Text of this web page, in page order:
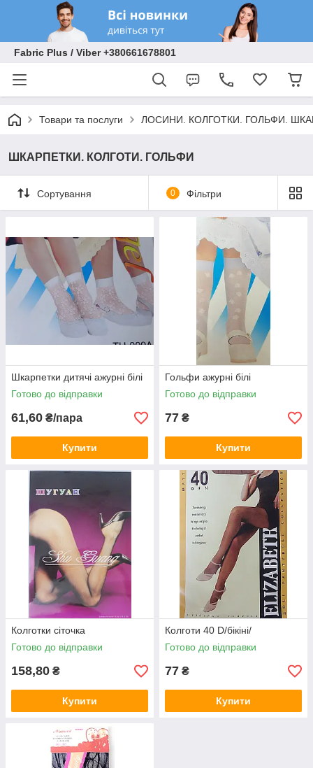
Fabric Plus / Viber +380661678801
Товари та послуги ЛОСИНИ. КОЛГОТКИ. ГОЛЬФИ.
ШКАРПЕТКИ. КОЛГОТИ. ГОЛЬФИ
Сортування 0 Фільтри
Шкарпетки дитячі ажурні білі
Готово до відправки
61,60 ₴/пара
Купити
Гольфи ажурні білі
Готово до відправки
77 ₴
Купити
Колготки сіточка
Готово до відправки
158,80 ₴
Купити
Колготи 40 D/бікіні/
Готово до відправки
77 ₴
Купити